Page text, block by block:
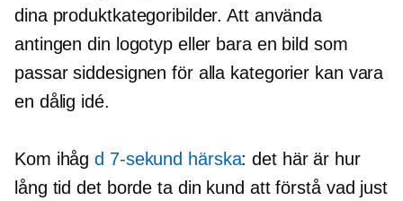
dina produktkategoribilder. Att använda
antingen din logotyp eller bara en bild som
passar siddesignen för alla kategorier kan vara
en dålig idé.
Kom ihågd 7-sekund härska: det här är hur
lång tid det borde ta din kund att förstå vad just